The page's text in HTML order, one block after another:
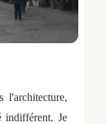
l'architecture,
indifférent. Je